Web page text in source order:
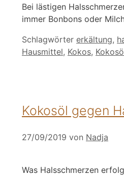
Bei lästigen
immer Bonbons oder
Schlagwörter erkältung,
Hausmittel, Kokos,
Kokosöl gegen
27/09/2019 von Nadja
Was Halsschmerzen